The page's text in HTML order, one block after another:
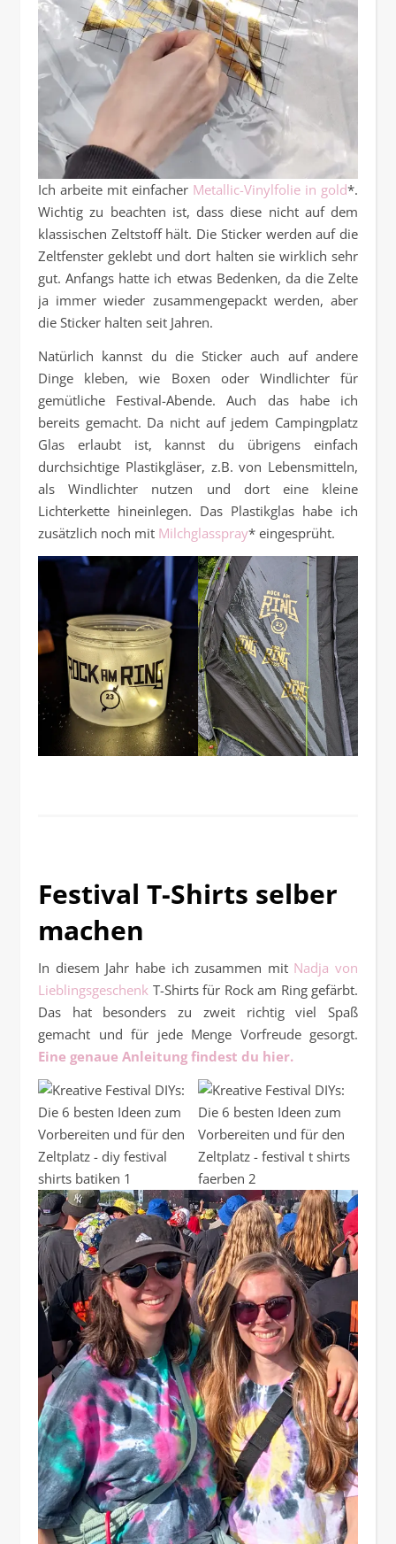
Ich arbeite mit einfacher Metallic-Vinylfolie in gold*.
Wichtig zu beachten ist, dass diese nicht auf dem
klassischen Zeltstoff hält. Die Sticker werden auf die
Zeltfenster geklebt und dort halten sie wirklich sehr
gut. Anfangs hatte ich etwas Bedenken, da die Zelte
ja immer wieder zusammengepackt werden, aber
die Sticker halten seit Jahren.
Natürlich kannst du die Sticker auch auf andere
Dinge kleben, wie Boxen oder Windlichter für
gemütliche Festival-Abende. Auch das habe ich
bereits gemacht. Da nicht auf jedem Campingplatz
Glas erlaubt ist, kannst du übrigens einfach
durchsichtige Plastikgläser, z.B. von Lebensmitteln,
als Windlichter nutzen und dort eine kleine
Lichterkette hineinlegen. Das Plastikglas habe ich
zusätzlich noch mit Milchglasspray* eingesprüht.
Festival T-Shirts selber
machen
In diesem Jahr habe ich zusammen mit Nadja von
Lieblingsgeschenk T-Shirts für Rock am Ring gefärbt.
Das hat besonders zu zweit richtig viel Spaß
gemacht und für jede Menge Vorfreude gesorgt.
Eine genaue Anleitung findest du hier.